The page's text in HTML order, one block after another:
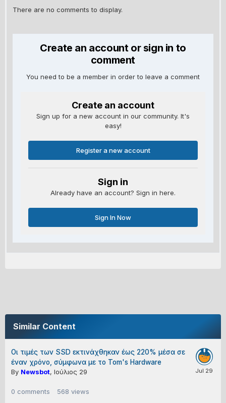
There are no comments to display.
Create an account or sign in to
comment
You need to be a member in order to leave a comment
Create an account
Sign up for a new account in our community. It's
easy!
Register a new account
Sign in
Already have an account? Sign in here.
Sign In Now
Similar Content
Οι τιμές των SSD εκτινάχθηκαν έως 220% μέσα σε
έναν χρόνο, σύμφωνα με το Tom's Hardware
By Newsbot, Ιούλιος 29
0 comments 568 views